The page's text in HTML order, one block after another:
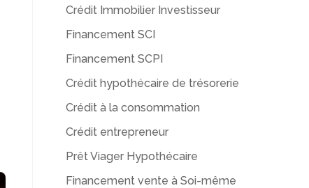
Crédit Immobilier Investisseur
Financement SCI
Financement SCPI
Crédit hypothécaire de trésorerie
Crédit à la consommation
Crédit entrepreneur
Prêt Viager Hypothécaire
Financement vente à Soi-même